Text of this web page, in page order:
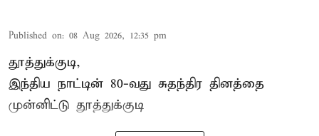
Published on: 08 Aug 2026, 12:35 pm
தூத்துக்குடி,
இந்திய நாட்டின் 80-வது சுதந்திர தினத்தை
முன்னிட்டு தூத்துக்குடி